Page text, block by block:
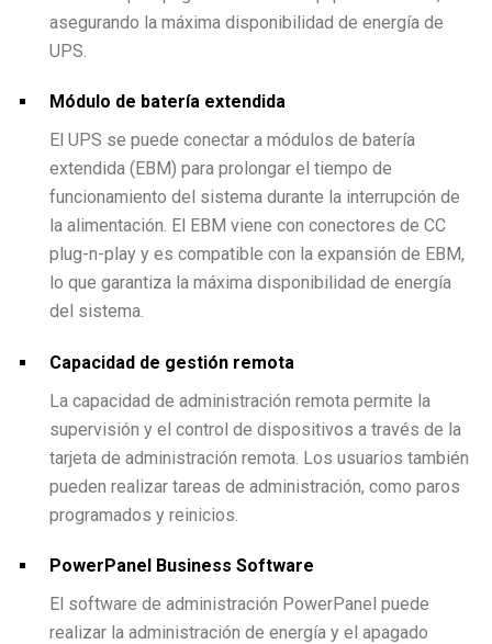
asegurando la máxima disponibilidad de energía de
UPS.
Módulo de batería extendida
El UPS se puede conectar a módulos de batería
extendida (EBM) para prolongar el tiempo de
funcionamiento del sistema durante la interrupción de
la alimentación. El EBM viene con conectores de CC
plug-n-play y es compatible con la expansión de EBM,
lo que garantiza la máxima disponibilidad de energía
del sistema.
Capacidad de gestión remota
La capacidad de administración remota permite la
supervisión y el control de dispositivos a través de la
tarjeta de administración remota. Los usuarios también
pueden realizar tareas de administración, como paros
programados y reinicios.
PowerPanel Business Software
El software de administración PowerPanel puede
realizar la administración de energía y el apagado